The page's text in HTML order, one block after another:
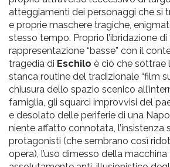
atteggiamenti dei personaggi che si
e proprie maschere tragiche,
stesso tempo. Proprio l’ibridazione
rappresentazione “basse” con il
tragedia di Eschilo è ciò che sottrae
stanca routine del tradizionale “film
chiusura dello spazio scenico
famiglia, gli squarci improvvisi del
e desolato delle periferie di una
niente affatto connotata, l’insistenza
protagonisti (che sembrano così
opera), l’uso dimesso della